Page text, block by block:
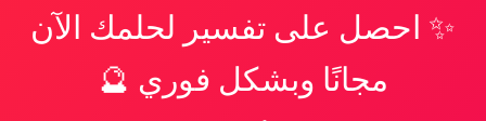
✨ احصل على تفسير لحلمك الآن
مجانًا وبشكل فوري 🔮